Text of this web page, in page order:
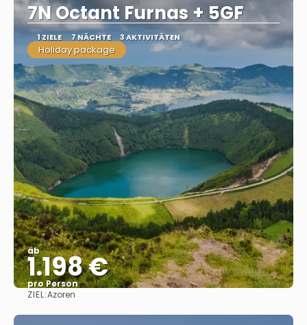
7N Octant Furnas + 5GF
1 ZIELE 7 NÄCHTE 3 AKTIVITÄTEN
Holiday package
ab
1.198 €
pro Person
ZIEL:Azoren